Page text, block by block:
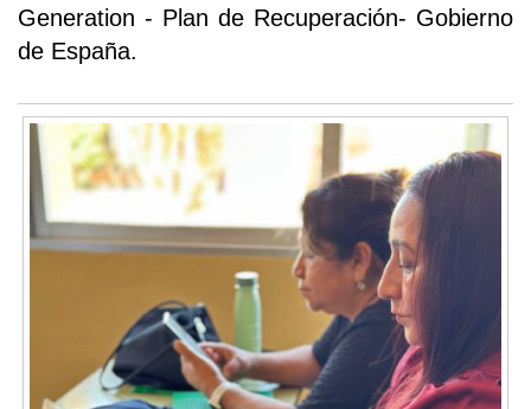
Generation - Plan de Recuperación- Gobierno
de España.